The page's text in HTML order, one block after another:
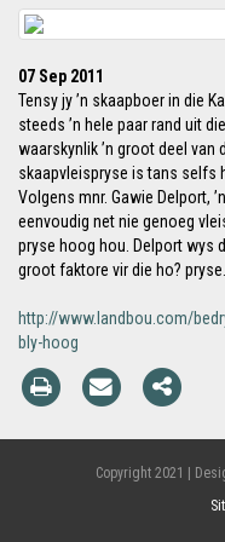
07 Sep 2011
Tensy jy ’n skaapboer in die
steeds ’n hele paar rand uit
waarskynlik ’n groot deel
skaapvleispryse is tans selfs
Volgens mnr. Gawie Delport,
eenvoudig net nie genoeg
pryse hoog hou. Delport wys
groot faktore vir die ho? pryse.
http://www.landbou.com/
bly-hoog
Copyright 2021 |